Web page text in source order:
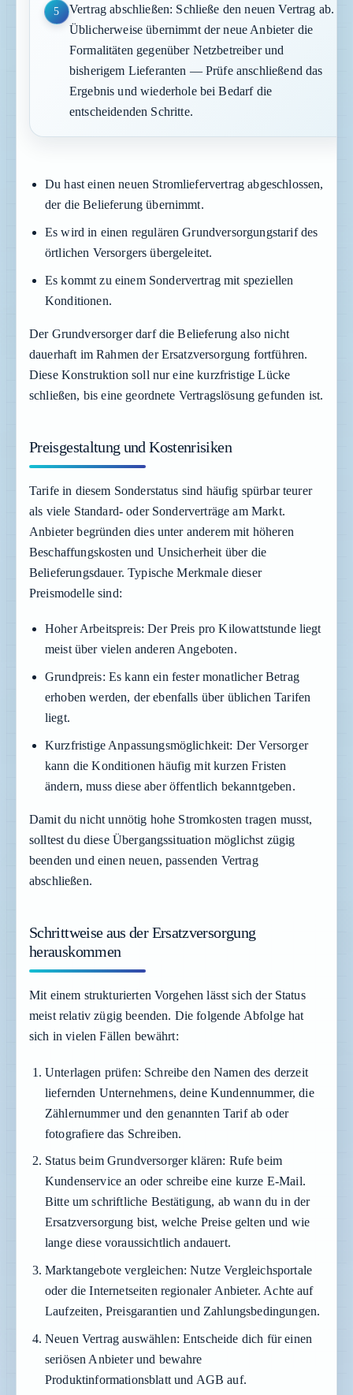
5
Vertrag abschließen: Schließe den neuen Vertrag ab.
Üblicherweise übernimmt der neue Anbieter die
Formalitäten gegenüber Netzbetreiber und
bisherigem Lieferanten — Prüfe anschließend das
Ergebnis und wiederhole bei Bedarf die
entscheidenden Schritte.
Du hast einen neuen Stromliefervertrag abgeschlossen,
der die Belieferung übernimmt.
Es wird in einen regulären Grundversorgungstarif des
örtlichen Versorgers übergeleitet.
Es kommt zu einem Sondervertrag mit speziellen
Konditionen.
Der Grundversorger darf die Belieferung also nicht
dauerhaft im Rahmen der Ersatzversorgung fortführen.
Diese Konstruktion soll nur eine kurzfristige Lücke
schließen, bis eine geordnete Vertragslösung gefunden ist.
Preisgestaltung und Kostenrisiken
Tarife in diesem Sonderstatus sind häufig spürbar teurer
als viele Standard- oder Sonderverträge am Markt.
Anbieter begründen dies unter anderem mit höheren
Beschaffungskosten und Unsicherheit über die
Belieferungsdauer. Typische Merkmale dieser
Preismodelle sind:
Hoher Arbeitspreis: Der Preis pro Kilowattstunde liegt
meist über vielen anderen Angeboten.
Grundpreis: Es kann ein fester monatlicher Betrag
erhoben werden, der ebenfalls über üblichen Tarifen
liegt.
Kurzfristige Anpassungsmöglichkeit: Der Versorger
kann die Konditionen häufig mit kurzen Fristen
ändern, muss diese aber öffentlich bekanntgeben.
Damit du nicht unnötig hohe Stromkosten tragen musst,
solltest du diese Übergangssituation möglichst zügig
beenden und einen neuen, passenden Vertrag
abschließen.
Schrittweise aus der Ersatzversorgung
herauskommen
Mit einem strukturierten Vorgehen lässt sich der Status
meist relativ zügig beenden. Die folgende Abfolge hat
sich in vielen Fällen bewährt:
Unterlagen prüfen: Schreibe den Namen des derzeit
liefernden Unternehmens, deine Kundennummer, die
Zählernummer und den genannten Tarif ab oder
fotografiere das Schreiben.
Status beim Grundversorger klären: Rufe beim
Kundenservice an oder schreibe eine kurze E-Mail.
Bitte um schriftliche Bestätigung, ab wann du in der
Ersatzversorgung bist, welche Preise gelten und wie
lange diese voraussichtlich andauert.
Marktangebote vergleichen: Nutze Vergleichsportale
oder die Internetseiten regionaler Anbieter. Achte auf
Laufzeiten, Preisgarantien und Zahlungsbedingungen.
Neuen Vertrag auswählen: Entscheide dich für einen
seriösen Anbieter und bewahre
Produktinformationsblatt und AGB auf.